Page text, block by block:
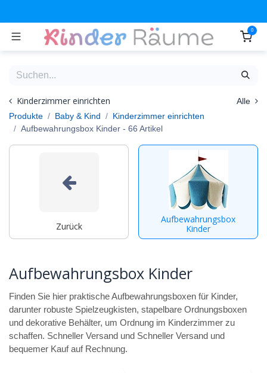
0
Kinderzimmer einrichten
Alle
Produkte
Baby & Kind
Kinderzimmer einrichten
Aufbewahrungsbox Kinder - 66 Artikel
Zurück
Aufbewahrungsbox
Kinder
Aufbewahrungsbox Kinder
Finden Sie hier praktische Aufbewahrungsboxen für Kinder,
darunter robuste Spielzeugkisten, stapelbare Ordnungsboxen
und dekorative Behälter, um Ordnung im Kinderzimmer zu
schaffen. Schneller Versand und Schneller Versand und
bequemer Kauf auf Rechnung.